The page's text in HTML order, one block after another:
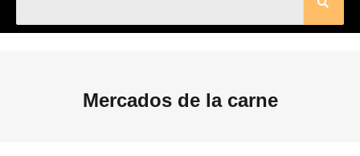
Mercados de la carne